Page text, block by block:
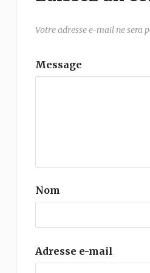
Votre adresse e-mail ne sera
Message
Nom
Adresse e-mail